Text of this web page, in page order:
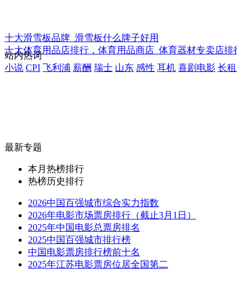
十大滑雪板品牌_滑雪板什么牌子好用
十大体育用品店排行，体育用品商店_体育器材专卖店排
站内热词
小说 CPI 飞利浦 薪酬 瑞士 山东 感性 耳机 喜剧电影 长
最新专题
本月热榜排行
热榜历史排行
2026中国百强城市综合实力指数
2026年电影市场票房排行（截止3月1日）
2025年中国电影总票房排名
2025中国百强城市排行榜
中国电影票房排行榜前十名
2025年江苏电影票房位居全国第二